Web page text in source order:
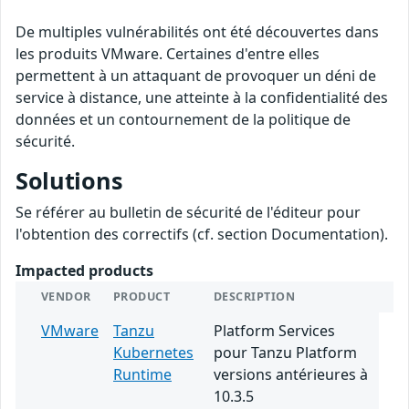
De multiples vulnérabilités ont été découvertes dans
les produits VMware. Certaines d'entre elles
permettent à un attaquant de provoquer un déni de
service à distance, une atteinte à la confidentialité des
données et un contournement de la politique de
sécurité.
Solutions
Se référer au bulletin de sécurité de l'éditeur pour
l'obtention des correctifs (cf. section Documentation).
Impacted products
VENDOR PRODUCT DESCRIPTION
VMware
Tanzu
Kubernetes
Runtime
Platform Services
pour Tanzu Platform
versions antérieures à
10.3.5